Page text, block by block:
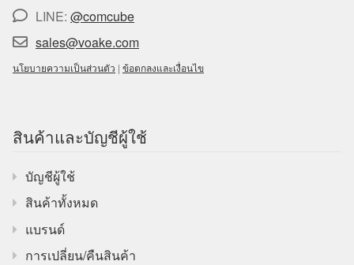
LINE: @comcube
sales@voake.com
นโยบายความเป็นส่วนตัว | ข้อตกลงและเงื่อนไข
สินค้าและบัญชีผู้ใช้
บัญชีผู้ใช้
สินค้าทั้งหมด
แบรนด์
การเปลี่ยน/คืนสินค้า